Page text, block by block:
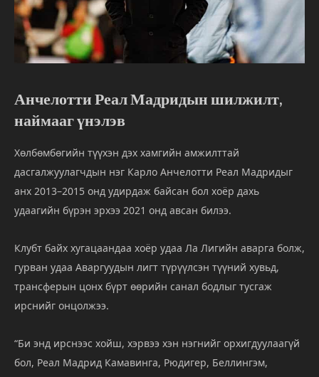
АнчелоттиРеалМадридыншилжилт,
наймаагүнэлэв
Хөлбөмбөгийн түүхэн дэх хамгийн амжилттай
дасгалжуулагчдын нэг Карло Анчелотти Реал Мадридыг
анх 2013–2015 онд удирдаж байсан бол хоёр дахь
удаагийн бүрэн эрхээ 2021 онд авсан билээ.
Клубт байх хугацаандаа хоёр удаа Ла Лигийн аварга болж,
гурван удаа Аваргуудын лигт түрүүлсэн түүний хувьд,
трансферын цонх бүрт өөрийн санал бодлыг тусгаж
ирснийг онцолжээ.
“Би энд ирснээс хойш, хэрвээ хэн нэгнийг орхигдуулаагүй
бол, Реал Мадрид Камавинга, Рюдигер, Беллингэм,